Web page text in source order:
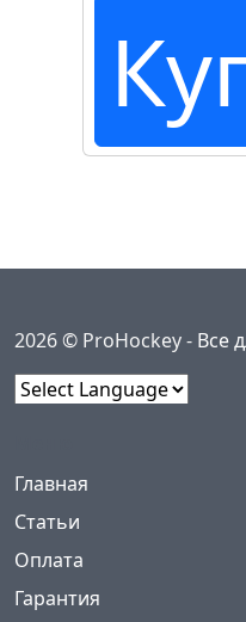
2026 © ProHockey - Все
Главная
Статьи
Оплата
Гарантия